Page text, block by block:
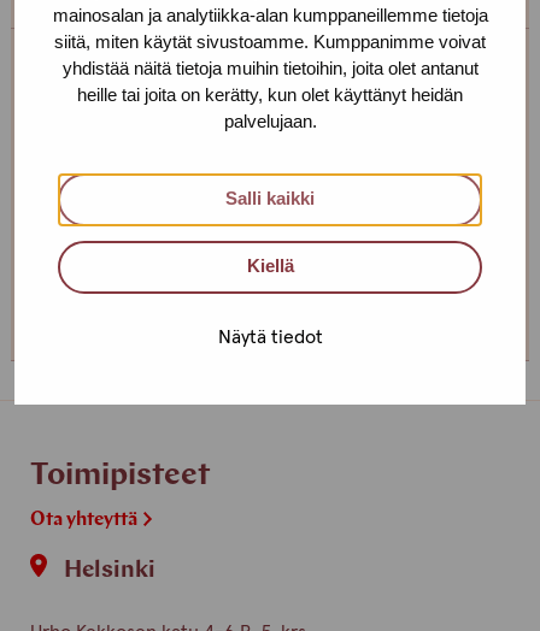
mainosalan ja analytiikka-alan kumppaneillemme tietoja
siitä, miten käytät sivustoamme. Kumppanimme voivat
yhdistää näitä tietoja muihin tietoihin, joita olet antanut
heille tai joita on kerätty, kun olet käyttänyt heidän
palvelujaan.
Salli kaikki
Kiellä
Näytä tiedot
Taina Holappa
Sosiaaliohjaaja
+358 400 560 735
taina.holappa(at)protukipiste.fi
Henkilön
Henkilön
Henkilön
Toimipisteet
Ota yhteyttä
Helsinki